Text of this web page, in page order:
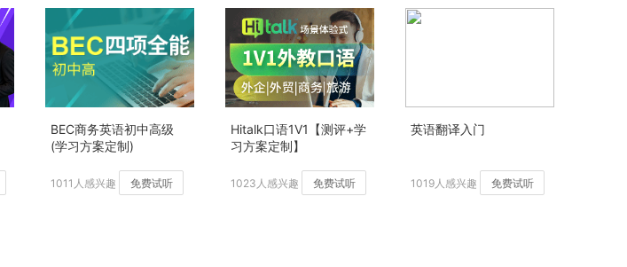
BEC商务英语初中高级
(学习方案定制)
1011人感兴趣 免费试听
Hitalk口语1V1【测评+学
习方案定制】
1023人感兴趣 免费试听
英语翻译入门
1019人感兴趣 免费试听